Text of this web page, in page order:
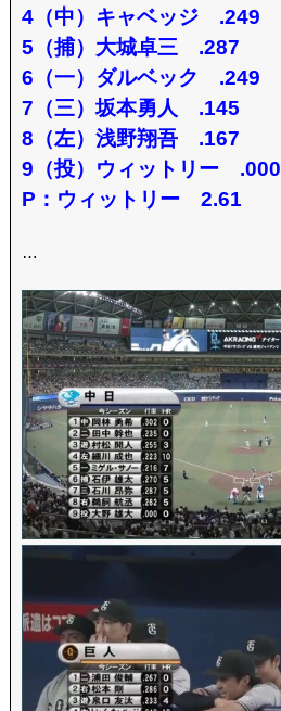
4（中）キャベッジ .249
5（捕）大城卓三 .287
6（一）ダルベック .249
7（三）坂本勇人 .145
8（左）浅野翔吾 .167
9（投）ウィットリー .000
P：ウィットリー 2.61
…